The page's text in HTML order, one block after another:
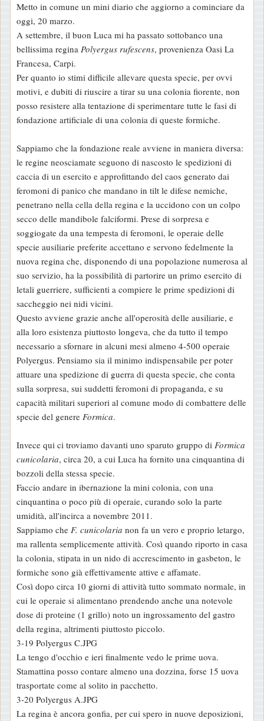
s
s
a
g
g
i
o
Metto in comune un mini diario che aggiorno a cominciare da
oggi, 20 marzo.
A settembre, il buon Luca mi ha passato sottobanco una
bellissima regina Polyergus rufescens, provenienza Oasi La
Francesa, Carpi.
Per quanto io stimi difficile allevare questa specie, per ovvi
motivi, e dubiti di riuscire a tirar su una colonia fiorente, non
posso resistere alla tentazione di sperimentare tutte le fasi di
fondazione artificiale di una colonia di queste formiche.
Sappiamo che la fondazione reale avviene in maniera diversa:
le regine neosciamate seguono di nascosto le spedizioni di
caccia di un esercito e approfittando del caos generato dai
feromoni di panico che mandano in tilt le difese nemiche,
penetrano nella cella della regina e la uccidono con un colpo
secco delle mandibole falciformi. Prese di sorpresa e
soggiogate da una tempesta di feromoni, le operaie delle
specie ausiliarie preferite accettano e servono fedelmente la
nuova regina che, disponendo di una popolazione numerosa al
suo servizio, ha la possibilità di partorire un primo esercito di
letali guerriere, sufficienti a compiere le prime spedizioni di
saccheggio nei nidi vicini.
Questo avviene grazie anche all'operosità delle ausiliarie, e
alla loro esistenza piuttosto longeva, che da tutto il tempo
necessario a sfornare in alcuni mesi almeno 4-500 operaie
Polyergus. Pensiamo sia il minimo indispensabile per poter
attuare una spedizione di guerra di questa specie, che conta
sulla sorpresa, sui suddetti feromoni di propaganda, e su
capacità militari superiori al comune modo di combattere delle
specie del genere Formica.
Invece qui ci troviamo davanti uno sparuto gruppo di Formica
cunicolaria, circa 20, a cui Luca ha fornito una cinquantina di
bozzoli della stessa specie.
Faccio andare in ibernazione la mini colonia, con una
cinquantina o poco più di operaie, curando solo la parte
umidità, all'incirca a novembre 2011.
Sappiamo che F. cunicolaria non fa un vero e proprio letargo,
ma rallenta semplicemente attività. Così quando riporto in casa
la colonia, stipata in un nido di accrescimento in gasbeton, le
formiche sono già effettivamente attive e affamate.
Così dopo circa 10 giorni di attività tutto sommato normale, in
cui le operaie si alimentano prendendo anche una notevole
dose di proteine (1 grillo) noto un ingrossamento del gastro
della regina, altrimenti piuttosto piccolo.
3-19 Polyergus C.JPG
La tengo d'occhio e ieri finalmente vedo le prime uova.
Stamattina posso contare almeno una dozzina, forse 15 uova
trasportate come al solito in pacchetto.
3-20 Polyergus A.JPG
La regina è ancora gonfia, per cui spero in nuove deposizioni,